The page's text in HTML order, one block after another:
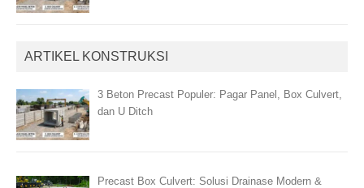
ARTIKEL KONSTRUKSI
3 Beton Precast Populer: Pagar Panel, Box Culvert,
dan U Ditch
Precast Box Culvert: Solusi Drainase Modern &